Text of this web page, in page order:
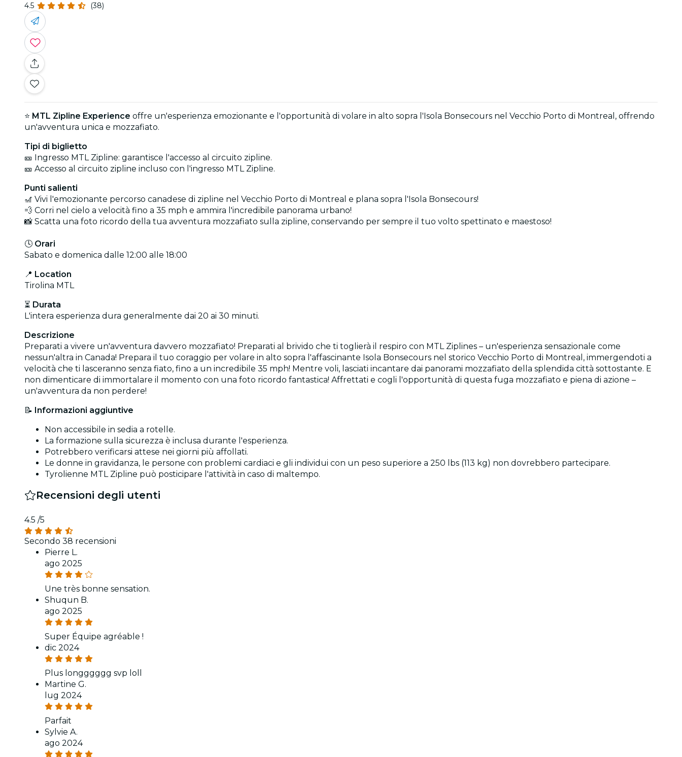
4.5 (38)
⭐ MTL Zipline Experience offre un'esperienza emozionante e l'opportunità di volare in alto sopra l'Isola Bonsecours nel Vecchio Porto di Montreal, offrendo
un'avventura unica e mozzafiato.
Tipi di biglietto
🎫 Ingresso MTL Zipline: garantisce l'accesso al circuito zipline.
🎫 Accesso al circuito zipline incluso con l'ingresso MTL Zipline.
Punti salienti
🎢 Vivi l'emozionante percorso canadese di zipline nel Vecchio Porto di Montreal e plana sopra l'Isola Bonsecours!
💨 Corri nel cielo a velocità fino a 35 mph e ammira l'incredibile panorama urbano!
📸 Scatta una foto ricordo della tua avventura mozzafiato sulla zipline, conservando per sempre il tuo volto spettinato e maestoso!
🕓 Orari
Sabato e domenica dalle 12:00 alle 18:00
📍 Location
Tirolina MTL
⏳ Durata
L'intera esperienza dura generalmente dai 20 ai 30 minuti.
Descrizione
Preparati a vivere un'avventura davvero mozzafiato! Preparati al brivido che ti toglierà il respiro con MTL Ziplines – un'esperienza sensazionale come
nessun'altra in Canada! Prepara il tuo coraggio per volare in alto sopra l'affascinante Isola Bonsecours nel storico Vecchio Porto di Montreal, immergendoti a
velocità che ti lasceranno senza fiato, fino a un incredibile 35 mph! Mentre voli, lasciati incantare dai panorami mozzafiato della splendida città sottostante. E
non dimenticare di immortalare il momento con una foto ricordo fantastica! Affrettati e cogli l'opportunità di questa fuga mozzafiato e piena di azione –
un'avventura da non perdere!
📝 Informazioni aggiuntive
Non accessibile in sedia a rotelle.
La formazione sulla sicurezza è inclusa durante l'esperienza.
Potrebbero verificarsi attese nei giorni più affollati.
Le donne in gravidanza, le persone con problemi cardiaci e gli individui con un peso superiore a 250 lbs (113 kg) non dovrebbero partecipare.
Tyrolienne MTL Zipline può posticipare l'attività in caso di maltempo.
Recensioni degli utenti
4.5 /5
Secondo 38 recensioni
Pierre L.
ago 2025
Une très bonne sensation.
Shuqun B.
ago 2025
Super Équipe agréable !
dic 2024
Plus longggggg svp loll
Martine G.
lug 2024
Parfait
Sylvie A.
ago 2024